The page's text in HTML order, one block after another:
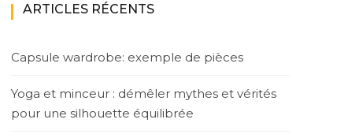
ARTICLES RÉCENTS
Capsule wardrobe: exemple de pièces
Yoga et minceur : démêler mythes et vérités
pour une silhouette équilibrée